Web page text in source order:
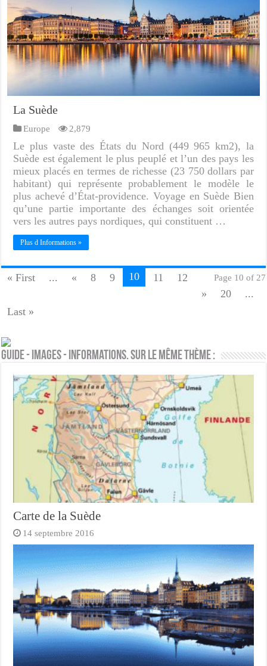
La Suède
Europe 2,879
Le plus vaste des États du Nord (449 965 km2), la
Suède est également le plus peuplé et l’un des pays les
mieux placés en termes de richesse (23 750 dollars par
habitant) qui représente probablement le modèle le
plus achevé d’État-providence. Voyage en Suède Bien
qu’une partie importante des échanges soit orientée
vers les autres pays nordiques, qui constituent …
Plus d Informations »
Page 10 of 27
« First ... « 8 9 10 11
12
»
20
...
Last »
Guide - Images - Informations. Sur le même thème :
Carte de la Suède
14 septembre 2016